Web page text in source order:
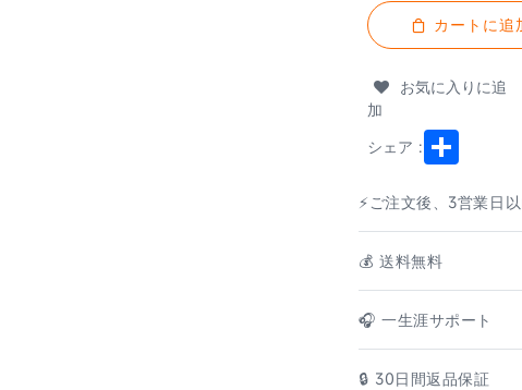
カートに追
お気に入りに追
加
シェア :
⚡ご注文後、3営業日
💰️ 送料無料
🎧 一生涯サポート
🔒 30日間返品保証